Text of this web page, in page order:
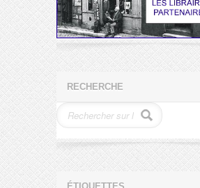
RECHERCHE